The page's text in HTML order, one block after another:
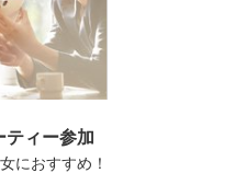
ティー参加
におすすめ！